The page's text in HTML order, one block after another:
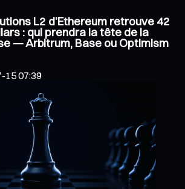
L2 d’Ethereum retrouve 42
: qui prendra la tête de la
— Arbitrum, Base ou Optimism
15 07:39